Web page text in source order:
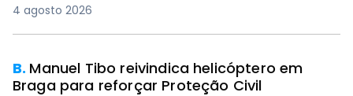
4 agosto 2026
B. Manuel Tibo reivindica helicóptero em
Braga para reforçar Proteção Civil